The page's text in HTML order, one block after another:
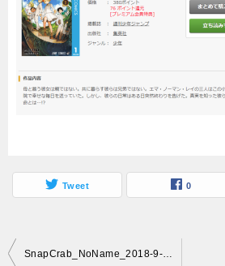
Tweet 0
投
SnapCrab_NoName_2018-9-7_16-44-7_No-00